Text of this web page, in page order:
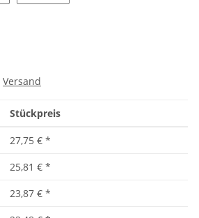
Versand
Stückpreis
27,75 € *
25,81 € *
23,87 € *